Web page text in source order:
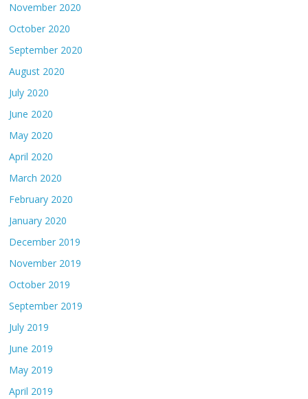
November 2020
October 2020
September 2020
August 2020
July 2020
June 2020
May 2020
April 2020
March 2020
February 2020
January 2020
December 2019
November 2019
October 2019
September 2019
July 2019
June 2019
May 2019
April 2019